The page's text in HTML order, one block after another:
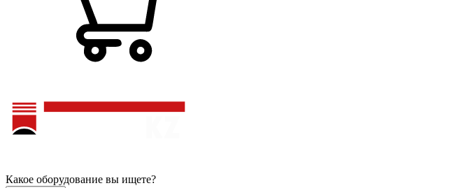
Какое оборудование вы ищете?